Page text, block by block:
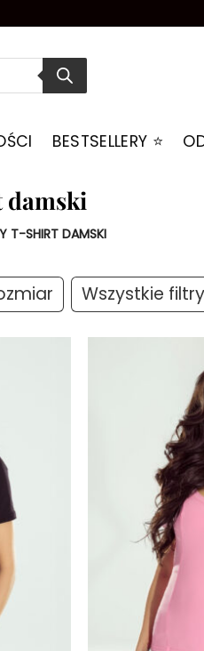
BESTSELLERY ⭐️
damski
T-SHIRT DAMSKI
Wszystkie filtry